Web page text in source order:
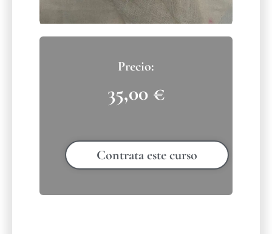
35,00 €
Contrata este curso